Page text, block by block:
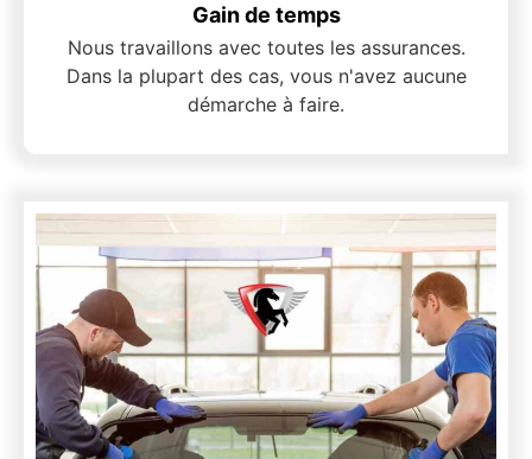
Gain de temps
Nous travaillons avec toutes les assurances.
Dans la plupart des cas, vous n'avez aucune
démarche à faire.